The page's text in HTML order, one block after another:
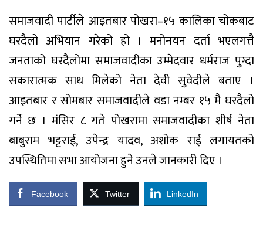
समाजवादी पार्टीले आइतबार पोखरा–१५ कालिका चोकबाट
घरदैलो अभियान गरेको हो । मनोनयन दर्ता भएलगत्तै
जनताको घरदैलोमा समाजवादीका उम्मेदवार धर्मराज पुग्दा
सकारात्मक साथ मिलेको नेता देवी सुवेदीले बताए ।
आइतबार र सोमबार समाजवादीले वडा नम्बर १५ मै घरदैलो
गर्ने छ । मंसिर ८ गते पोखरामा समाजवादीका शीर्ष नेता
बाबुराम भट्टराई, उपेन्द्र यादव, अशोक राई लगायतको
उपस्थितिमा सभा आयोजना हुने उनले जानकारी दिए ।
Facebook Twitter LinkedIn